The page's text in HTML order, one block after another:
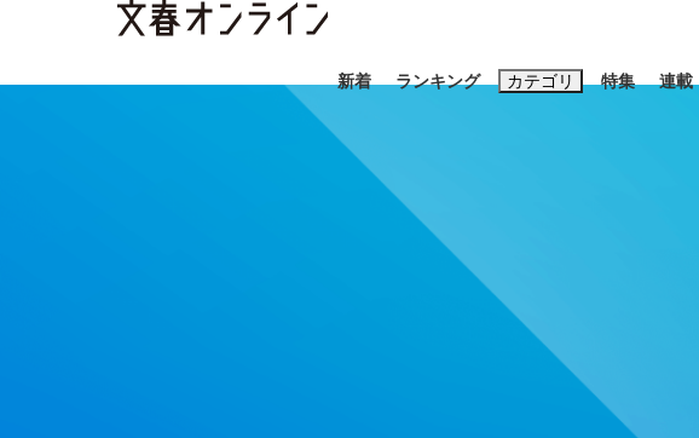
新着 ランキング カテゴリ
スクープ
特集 連載
おすすめのキーワードタグ一覧
#三山凌輝
#亀和田武